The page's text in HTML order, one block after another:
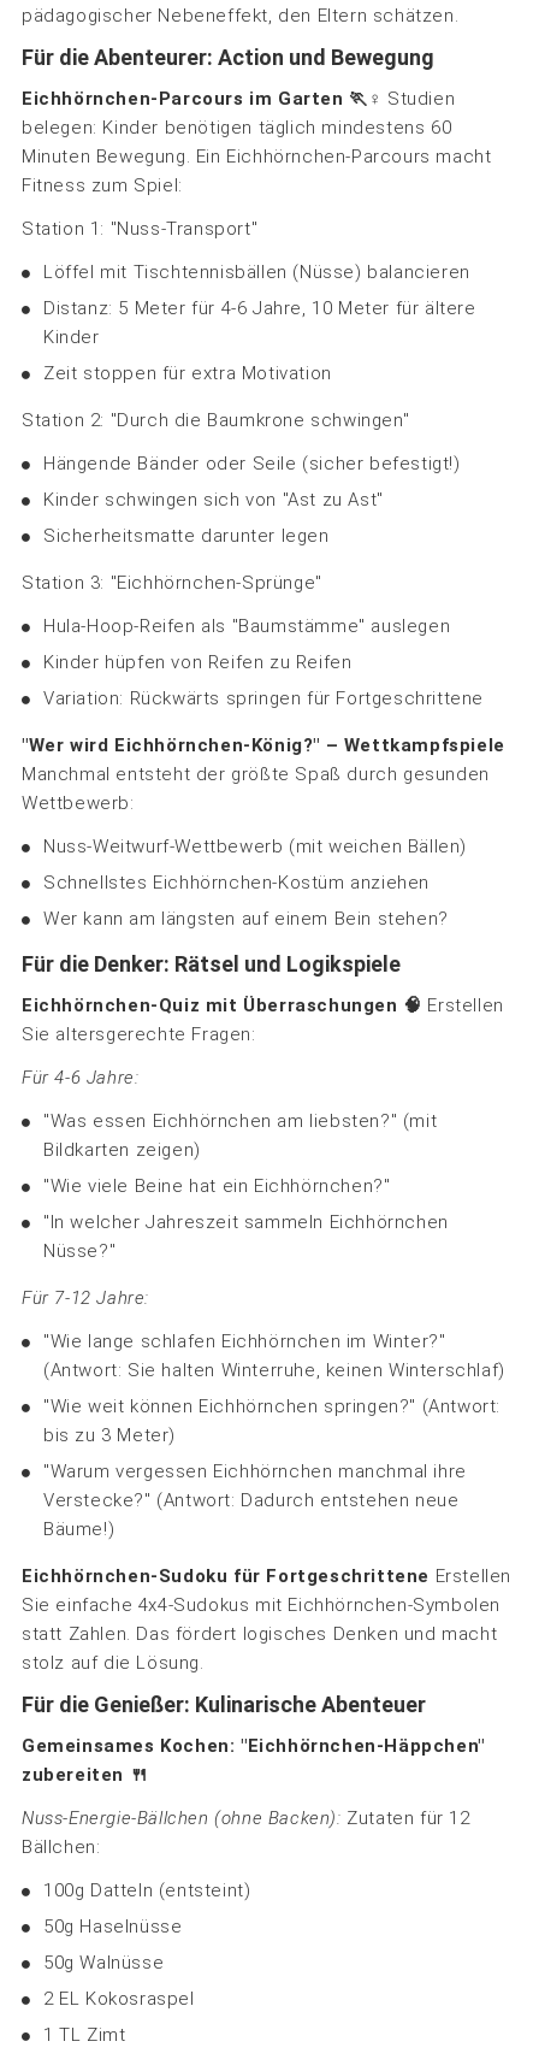
pädagogischer Nebeneffekt, den Eltern schätzen.
Für die Abenteurer: Action und Bewegung
Eichhörnchen-Parcours im Garten 🏃♀️ Studien
belegen: Kinder benötigen täglich mindestens 60
Minuten Bewegung. Ein Eichhörnchen-Parcours macht
Fitness zum Spiel:
Station 1: "Nuss-Transport"
Löffel mit Tischtennisbällen (Nüsse) balancieren
Distanz: 5 Meter für 4-6 Jahre, 10 Meter für ältere
Kinder
Zeit stoppen für extra Motivation
Station 2: "Durch die Baumkrone schwingen"
Hängende Bänder oder Seile (sicher befestigt!)
Kinder schwingen sich von "Ast zu Ast"
Sicherheitsmatte darunter legen
Station 3: "Eichhörnchen-Sprünge"
Hula-Hoop-Reifen als "Baumstämme" auslegen
Kinder hüpfen von Reifen zu Reifen
Variation: Rückwärts springen für Fortgeschrittene
"Wer wird Eichhörnchen-König?" – Wettkampfspiele
Manchmal entsteht der größte Spaß durch gesunden
Wettbewerb:
Nuss-Weitwurf-Wettbewerb (mit weichen Bällen)
Schnellstes Eichhörnchen-Kostüm anziehen
Wer kann am längsten auf einem Bein stehen?
Für die Denker: Rätsel und Logikspiele
Eichhörnchen-Quiz mit Überraschungen 🧠 Erstellen
Sie altersgerechte Fragen:
Für 4-6 Jahre:
"Was essen Eichhörnchen am liebsten?" (mit
Bildkarten zeigen)
"Wie viele Beine hat ein Eichhörnchen?"
"In welcher Jahreszeit sammeln Eichhörnchen
Nüsse?"
Für 7-12 Jahre:
"Wie lange schlafen Eichhörnchen im Winter?"
(Antwort: Sie halten Winterruhe, keinen Winterschlaf)
"Wie weit können Eichhörnchen springen?" (Antwort:
bis zu 3 Meter)
"Warum vergessen Eichhörnchen manchmal ihre
Verstecke?" (Antwort: Dadurch entstehen neue
Bäume!)
Eichhörnchen-Sudoku für Fortgeschrittene Erstellen
Sie einfache 4x4-Sudokus mit Eichhörnchen-Symbolen
statt Zahlen. Das fördert logisches Denken und macht
stolz auf die Lösung.
Für die Genießer: Kulinarische Abenteuer
Gemeinsames Kochen: "Eichhörnchen-Häppchen"
zubereiten 🍴
Nuss-Energie-Bällchen (ohne Backen): Zutaten für 12
Bällchen:
100g Datteln (entsteint)
50g Haselnüsse
50g Walnüsse
2 EL Kokosraspel
1 TL Zimt